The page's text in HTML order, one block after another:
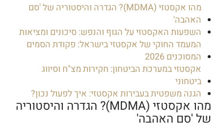
מהו אקסטזי (MDMA)? הגדרה והיסטוריה של 'סם
האהבה'
השפעות האקסטזי על הגוף והנפש: סיכונים ומציאות
המעמד החוקי של אקסטזי בישראל: פקודת הסמים
המסוכנים 2026
אקסטזי במערכת הביטחון: חקירות מצ"ח וסיווג
ביטחוני
הגנה משפטית בעבירות אקסטזי: איך לפעול נכון?
מהו אקסטזי (MDMA)? הגדרה והיסטוריה
של 'סם האהבה'